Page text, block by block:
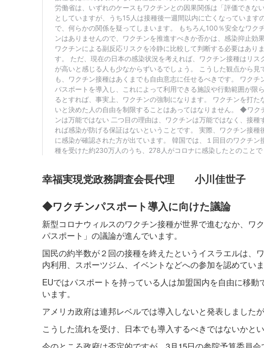
幸福実現党政務調査会長代理 小川佳世子
◆ワクチンパスポート導入に向けた議論
新型コロナウィルスのワクチン接種が世界で進むなか、ワ
パスポート」の議論が進んでいます。
国民の約半数が２回の接種を終えたというイスラエルは、
内利用、スポーツジム、イベントなどへの参加を認めていま
EUではパスポートを持っている人は加盟国内を自由に移
います。
アメリカ政府は連邦レベルでは導入しないと発表しました
こうした流れを受け、日本でも導入するべきではないかと